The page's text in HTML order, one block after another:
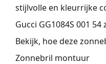
stijlvolle en kleurrijke
Gucci GG1084S 001 54
Bekijk, hoe deze
Zonnebril montuur